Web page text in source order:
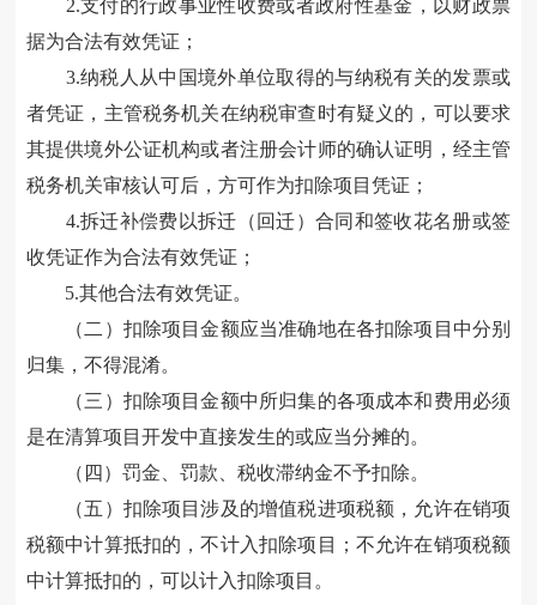
2.支付的行政事业性收费或者政府性基金，以财政票
据为合法有效凭证 ；
3.纳税人从中国境外单位取得的与纳税有关的发票或
者凭证， 主管税务机关在纳税审查时有疑义的，可以要求
其提供境外公证机构或者注册会计师的确认证明，经主管
税务机关审核认可后，方可作为扣除项目凭证；
4.拆迁补偿费以拆迁（回迁）合同和签收花名册或签
收凭证作为合法有效凭证；
5.其他合法有效凭证。
（二）扣除项目金额应当准确地在各扣除项目中分别
归集，不得混淆。
（三）扣除项目金额中所归集的各项成本和费用必须
是在清算项目开发中直接发生的或应当分摊的。
（四）罚金、罚款、税收滞纳金不予扣除。
（五）扣除项目涉及的增值税进项税额，允许在销项
税额中计算抵扣的，不计入扣除项目；不允许在销项税额
中计算抵扣的，可以计入扣除项目 。